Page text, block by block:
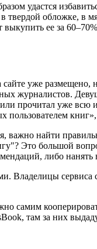
удастся
твердой обложке, в
ее за
уже
журналистов.
прочитал уже всю
пользователем
найти
Это большой
либо нанять
сервиса
самим
там за них